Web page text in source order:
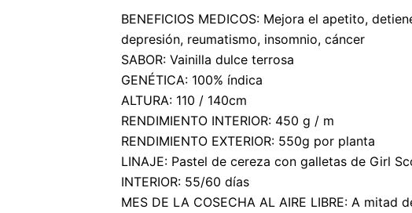
BENEFICIOS MEDICOS: Mejora el apetito,
depresión, reumatismo, insomnio, cáncer
SABOR: Vainilla dulce terrosa
GENÉTICA: 100% índica
ALTURA: 110 / 140cm
RENDIMIENTO INTERIOR: 450 g / m
RENDIMIENTO EXTERIOR: 550g por planta
LINAJE: Pastel de cereza con galletas de Girl
INTERIOR: 55/60 días
MES DE LA COSECHA AL AIRE LIBRE: A mitad